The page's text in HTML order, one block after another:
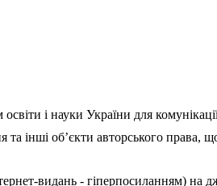
освіти і науки України для
інші об’єкти авторського права,
видань - гіперпосиланням)